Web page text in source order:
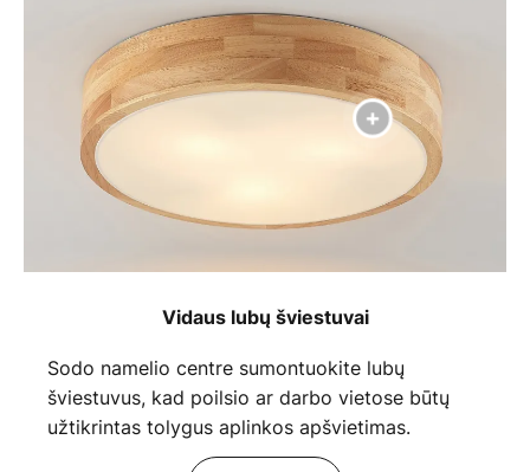
Vidaus lubų šviestuvai
Sodo namelio centre sumontuokite lubų
šviestuvus, kad poilsio ar darbo vietose būtų
užtikrintas tolygus aplinkos apšvietimas.